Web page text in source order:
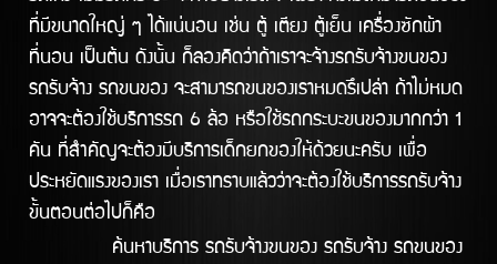
ที่มีขนาดใหญ่ ๆ ได้แน่นอน เช่น ตู้ เตียง ตู้เย็น เครื่องซักผ้า
ที่นอน เป็นต้น ดังนั้น ก็ลองคิดว่าถ้าเราจะจ้างรถรับจ้างขนของ
รถรับจ้าง รถขนของ จะสามารถขนของเราหมดรึเปล่า ถ้าไม่หมด
อาจจะต้องใช้บริการรถ 6 ล้อ หรือใช้รถกระบะขนของมากกว่า 1
คัน ที่สำคัญจะต้องมีบริการเด็กยกของให้ด้วยนะครับ เพื่อ
ประหยัดแรงของเรา เมื่อเราทราบแล้วว่าจะต้องใช้บริการรถรับจ้าง
ขั้นตอนต่อไปก็คือ
ค้นหาบริการ รถรับจ้างขนของ รถรับจ้าง รถขนของ